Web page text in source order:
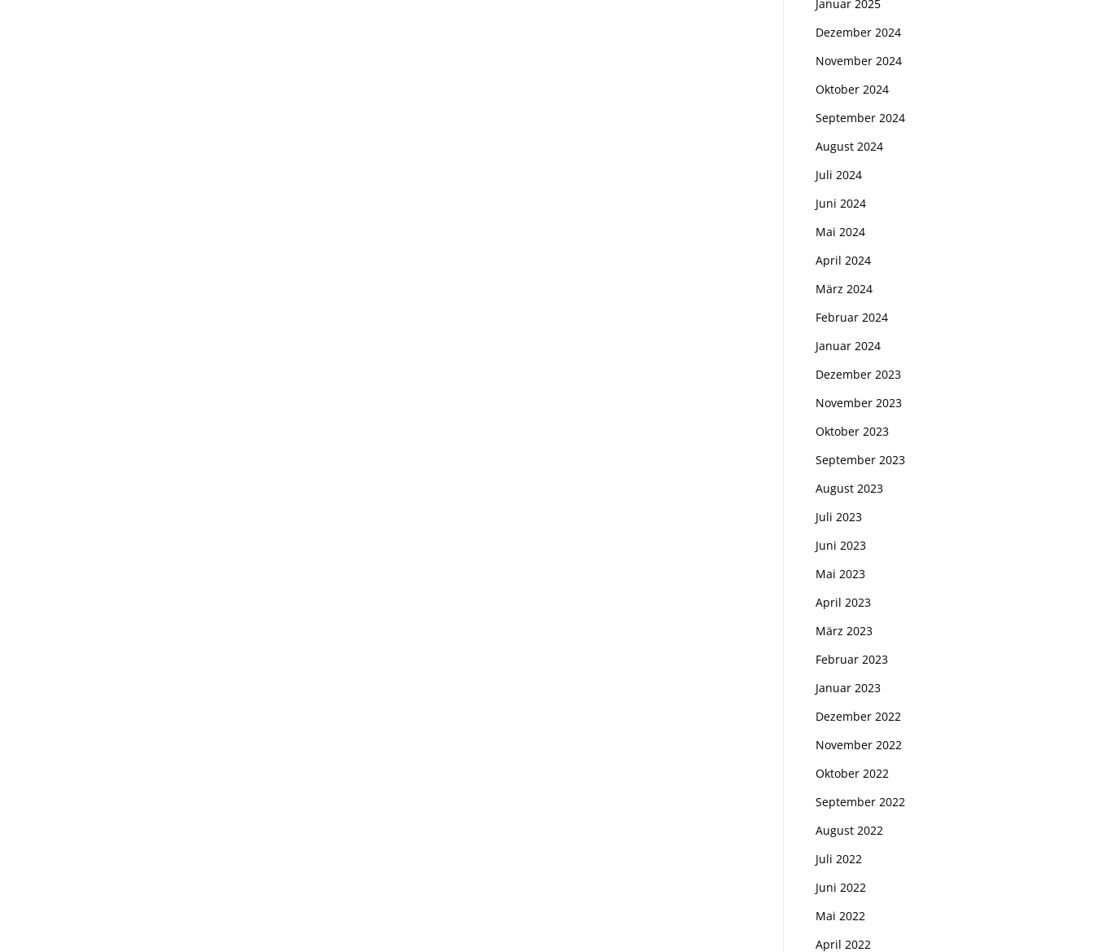
Januar 2025
Dezember 2024
November 2024
Oktober 2024
September 2024
August 2024
Juli 2024
Juni 2024
Mai 2024
April 2024
März 2024
Februar 2024
Januar 2024
Dezember 2023
November 2023
Oktober 2023
September 2023
August 2023
Juli 2023
Juni 2023
Mai 2023
April 2023
März 2023
Februar 2023
Januar 2023
Dezember 2022
November 2022
Oktober 2022
September 2022
August 2022
Juli 2022
Juni 2022
Mai 2022
April 2022